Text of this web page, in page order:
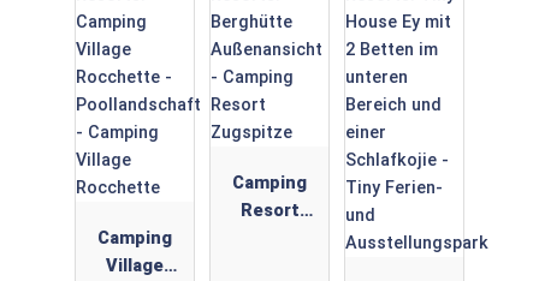
Camping
Village
Camping
Resort